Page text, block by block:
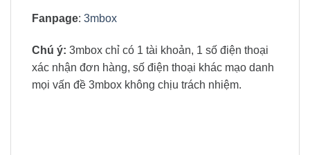
Fanpage: 3mbox
Chú ý: 3mbox chỉ có 1 tài khoản, 1 số điện thoại
xác nhận đơn hàng, số điện thoại khác mạo danh
mọi vấn đề 3mbox không chịu trách nhiệm.